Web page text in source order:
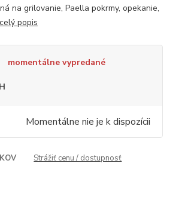
na grilovanie, Paella pokrmy, opekanie,
celý popis
momentálne vypredané
Momentálne nie je k dispozícii
Strážiť cenu / dostupnosť